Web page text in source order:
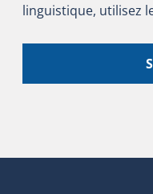
linguistique, utilisez